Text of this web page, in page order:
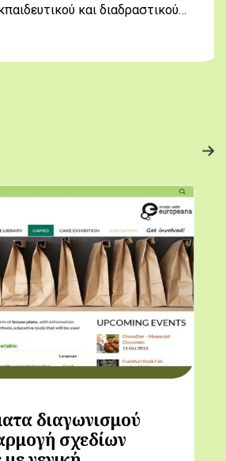
και διαδραστικού…
διαγωνισμού
σχεδίων